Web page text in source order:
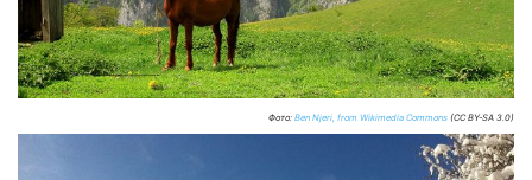
Фото: Ben Njeri, from Wikimedia Commons (CC BY-SA 3.0)